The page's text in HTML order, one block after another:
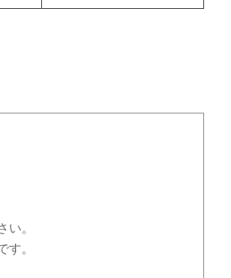
。
。